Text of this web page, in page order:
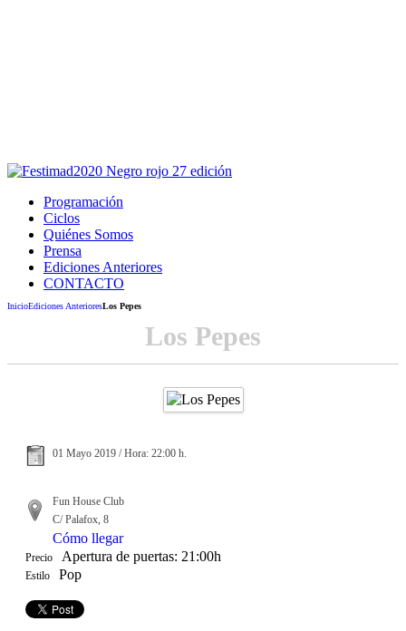
Programación
Ciclos
Quiénes Somos
Prensa
Ediciones Anteriores
CONTACTO
InicioEdiciones AnterioresLos Pepes
Los Pepes
01 Mayo 2019 / Hora: 22:00 h.
Fun House Club
C/ Palafox, 8
Cómo llegar
Precio Apertura de puertas: 21:00h
Estilo Pop